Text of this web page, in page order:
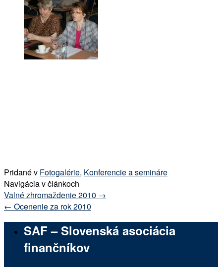
Pridané v Fotogalérie, Konferencie a semináre
Navigácia v článkoch
Valné zhromaždenie 2010 →
← Ocenenie za rok 2010
SAF – Slovenská asociácia
finančníkov